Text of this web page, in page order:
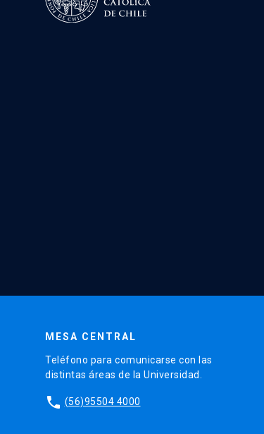
MESA CENTRAL
Teléfono para comunicarse con las
distintas áreas de la Universidad.
phone (56)95504 4000